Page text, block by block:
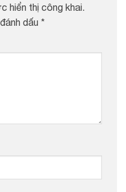
hiển thị công khai.
dấu *